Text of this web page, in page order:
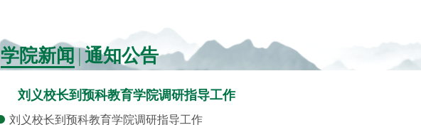
学院新闻 |通知公告
刘义校长到预科教育学院调研指导工作
刘义校长到预科教育学院调研指导工作